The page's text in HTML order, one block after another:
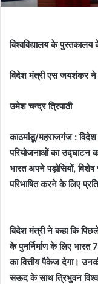
विश्वविद्यालय के
विदेश मंत्री एस जयशंकर ने
उमेश चन्द्र त्रिपाठी
काठमांडू/महराजगंज :
परियोजनाओं का उद्घाटन
भारत अपने पड़ोसियों,
परिभाषित करने के लिए
विदेश मंत्री ने कहा कि
के पुनर्निर्माण के लिए
का वित्तीय पैकेज देगा।
सऊद के साथ त्रिभुवन